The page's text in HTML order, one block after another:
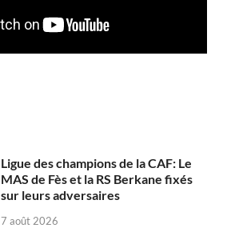
Ligue des champions de la CAF: Le
MAS de Fès et la RS Berkane fixés
sur leurs adversaires
7 août 2026